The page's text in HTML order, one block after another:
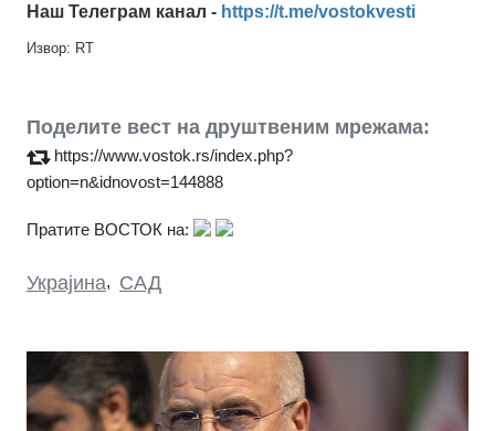
Наш Телеграм канал - https://t.me/vostokvesti
Извор: RT
Поделите вест на друштвеним мрежама:
https://www.vostok.rs/index.php?
option=n&idnovost=144888
Пратите ВОСТОК на:
Украјина, САД